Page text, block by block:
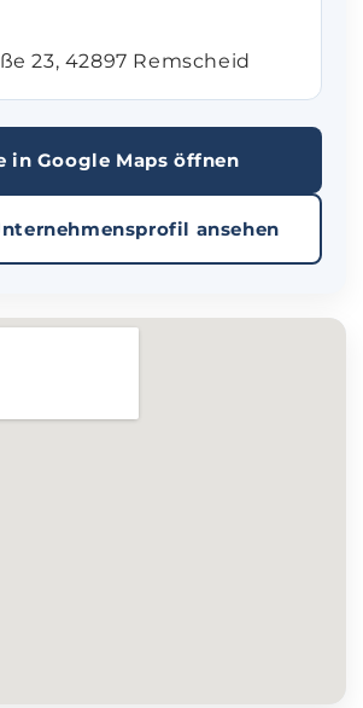
23, 42897 Remscheid
in Google Maps öffnen
ansehen